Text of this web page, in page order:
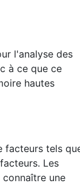
l'analyse des
à ce que ce
hautes
facteurs tels
Les
une